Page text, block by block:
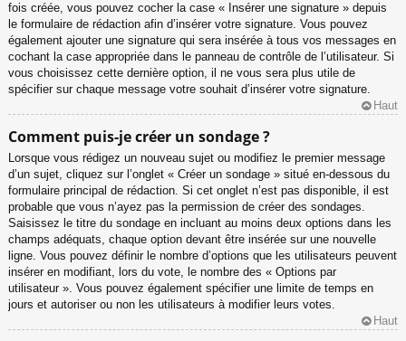
fois créée, vous pouvez cocher la case « Insérer une signature » depuis
le formulaire de rédaction afin d’insérer votre signature. Vous pouvez
également ajouter une signature qui sera insérée à tous vos messages en
cochant la case appropriée dans le panneau de contrôle de l’utilisateur. Si
vous choisissez cette dernière option, il ne vous sera plus utile de
spécifier sur chaque message votre souhait d’insérer votre signature.
Haut
Comment puis-je créer un sondage ?
Lorsque vous rédigez un nouveau sujet ou modifiez le premier message
d’un sujet, cliquez sur l’onglet « Créer un sondage » situé en-dessous du
formulaire principal de rédaction. Si cet onglet n’est pas disponible, il est
probable que vous n’ayez pas la permission de créer des sondages.
Saisissez le titre du sondage en incluant au moins deux options dans les
champs adéquats, chaque option devant être insérée sur une nouvelle
ligne. Vous pouvez définir le nombre d’options que les utilisateurs peuvent
insérer en modifiant, lors du vote, le nombre des « Options par
utilisateur ». Vous pouvez également spécifier une limite de temps en
jours et autoriser ou non les utilisateurs à modifier leurs votes.
Haut